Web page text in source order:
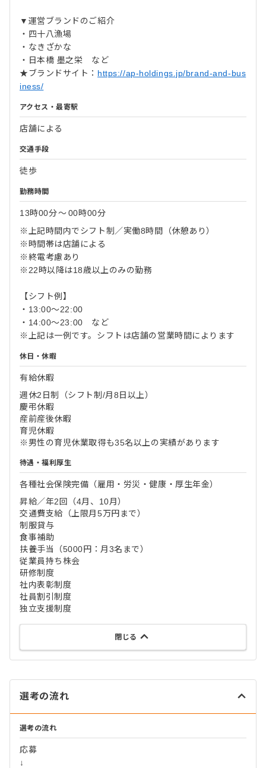
▼運営ブランドのご紹介
・四十八漁場
・なきざかな
・日本橋 墨之栄 など
★ブランドサイト： https://ap-holdings.jp/brand-and-bus
iness/
アクセス・最寄駅
店舗による
交通手段
徒歩
勤務時間
13時00分〜00時00分
※上記時間内でシフト制／実働8時間（休憩あり）
※時間帯は店舗による
※終電考慮あり
※22時以降は18歳以上のみの勤務
【シフト例】
・13:00〜22:00
・14:00〜23:00 など
※上記は一例です。シフトは店舗の営業時間によります
休日・休暇
有給休暇
週休2日制（シフト制/月8日以上）
慶弔休暇
産前産後休暇
育児休暇
※男性の育児休業取得も35名以上の実績があります
待遇・福利厚生
各種社会保険完備（雇用・労災・健康・厚生年金）
昇給／年2回（4月、10月）
交通費支給（上限月5万円まで）
制服貸与
食事補助
扶養手当（5000円：月3名まで）
従業員持ち株会
研修制度
社内表彰制度
社員割引制度
独立支援制度
閉じる
選考の流れ
選考の流れ
応募
↓